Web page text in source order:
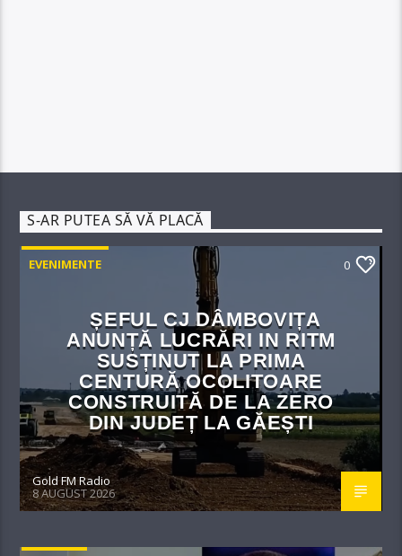
S-AR PUTEA SĂ VĂ PLACĂ
EVENIMENTE 0
ȘEFUL CJ DÂMBOVIȚA
ANUNȚĂ LUCRĂRI IN RITM
SUSȚINUT LA PRIMA
CENTURĂ OCOLITOARE
CONSTRUITĂ DE LA ZERO
DIN JUDEȚ LA GĂEȘTI
Gold FM Radio
8 AUGUST 2026